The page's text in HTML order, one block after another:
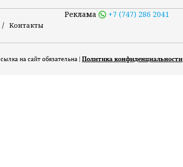
Контакты
Реклама +7 (747) 286 2041
на сайт обязательна | Политика конфиденциальности